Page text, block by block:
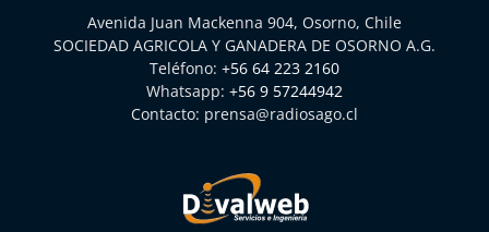
Avenida Juan Mackenna 904, Osorno, Chile
SOCIEDAD AGRICOLA Y GANADERA DE OSORNO A.G.
Teléfono: +56 64 223 2160
Whatsapp: +56 9 57244942
Contacto: prensa@radiosago.cl